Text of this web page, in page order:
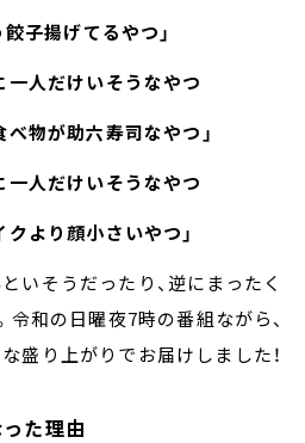
子揚げてるやつ」
人だけいそうなやつ
べ物が助六寿司なやつ」
人だけいそうなやつ
クより顔小さいやつ」
いそうだったり、逆にまったく
令和の日曜夜7時の番組ながら、
盛り上がりでお届けしました！
た理由